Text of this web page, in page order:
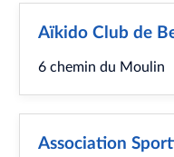
Aïkido Club de
6 chemin du Moulin
Association